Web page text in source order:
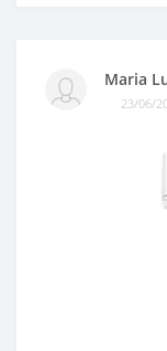
Maria
23/06/